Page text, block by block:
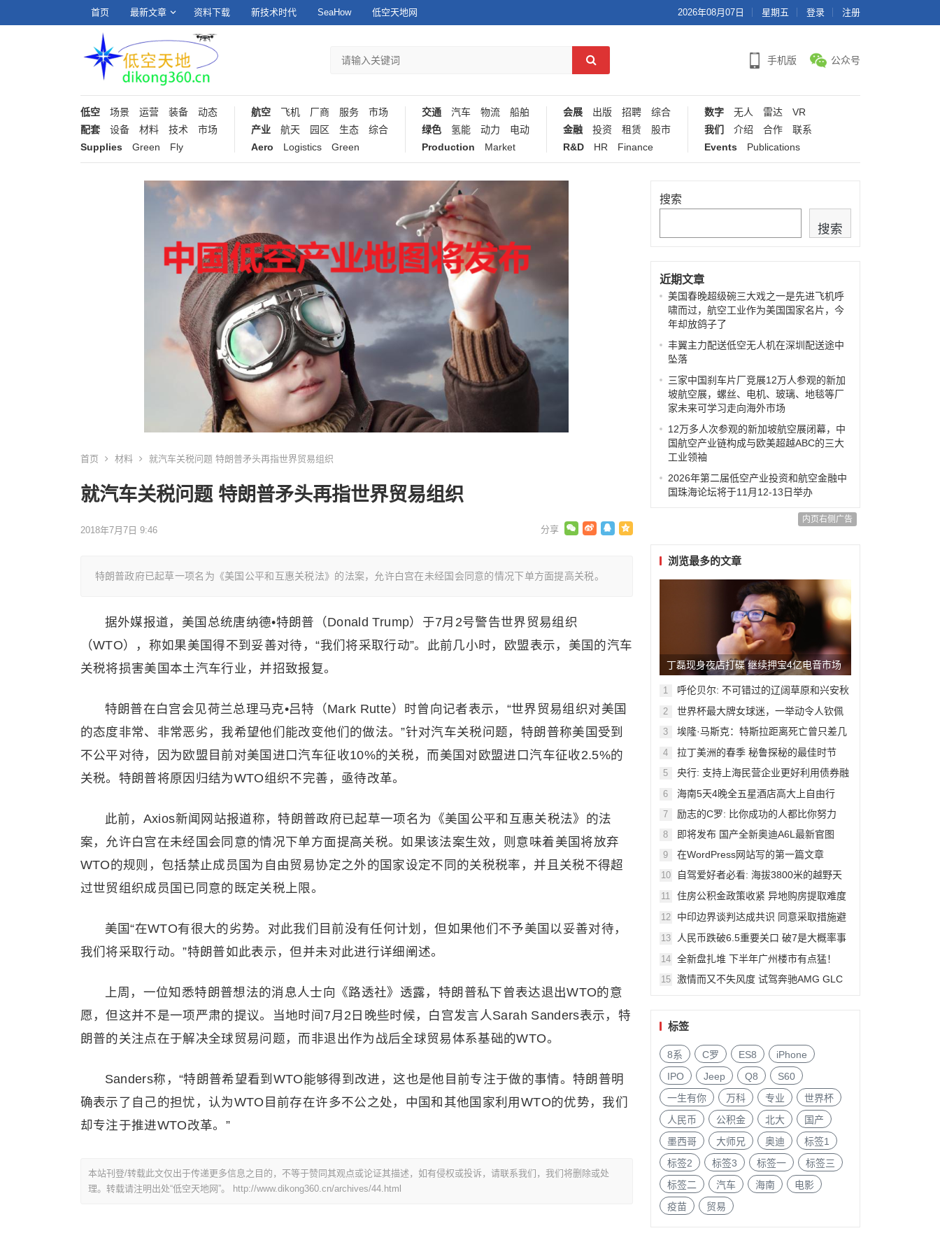
首页 最新文章 资料下载 新技术时代 SeaHow 低空天地网 2026年08月07日 星期五 登录 注册
手机版 公众号
低空 场景 运营 装备
动态
配套
设备 材料 技术
市场
Supplies
Green Fly
航空 飞机 厂商 服务
市场
产业
航天 园区 生态
综合
Aero
Logistics Green
交通 汽车 物流
船舶
绿色
氢能 动力
电动
Production
Market
会展 出版 招聘
综合
金融
投资 租赁
股市
R&D
HR Finance
数字 无人 雷达
VR
我们
介绍 合作
联系
Events
Publications
首页 材料 就汽车关税问题 特朗普矛头再指世界贸易组织
就汽车关税问题 特朗普矛头再指世界贸易组织
2018年7月7日 9:46
特朗普政府已起草一项名为《美国公平和互惠关税法》的法案，允许白宫在未经国会同意的情况下单方面提高关税。
据外媒报道，美国总统唐纳德•特朗普（Donald Trump）于7月2号警告世界贸易组织
（WTO），称如果美国得不到妥善对待，“我们将采取行动”。此前几小时，欧盟表示，美国的汽车
关税将损害美国本土汽车行业，并招致报复。
特朗普在白宫会见荷兰总理马克•吕特（Mark Rutte）时曾向记者表示，“世界贸易组织对美国
的态度非常、非常恶劣，我希望他们能改变他们的做法。”针对汽车关税问题，特朗普称美国受到
不公平对待，因为欧盟目前对美国进口汽车征收10%的关税，而美国对欧盟进口汽车征收2.5%的
关税。特朗普将原因归结为WTO组织不完善，亟待改革。
此前，Axios新闻网站报道称，特朗普政府已起草一项名为《美国公平和互惠关税法》的法
案，允许白宫在未经国会同意的情况下单方面提高关税。如果该法案生效，则意味着美国将放弃
WTO的规则，包括禁止成员国为自由贸易协定之外的国家设定不同的关税税率，并且关税不得超
过世贸组织成员国已同意的既定关税上限。
美国“在WTO有很大的劣势。对此我们目前没有任何计划，但如果他们不予美国以妥善对待，
我们将采取行动。”特朗普如此表示，但并未对此进行详细阐述。
上周，一位知悉特朗普想法的消息人士向《路透社》透露，特朗普私下曾表达退出WTO的意
愿，但这并不是一项严肃的提议。当地时间7月2日晚些时候，白宫发言人Sarah Sanders表示，特
朗普的关注点在于解决全球贸易问题，而非退出作为战后全球贸易体系基础的WTO。
Sanders称，“特朗普希望看到WTO能够得到改进，这也是他目前专注于做的事情。特朗普明
确表示了自己的担忧，认为WTO目前存在许多不公之处，中国和其他国家利用WTO的优势，我们
却专注于推进WTO改革。”
本站刊登/转载此文仅出于传递更多信息之目的，不等于赞同其观点或论证其描述，如有侵权或投诉，请联系我们，我们将删除或处
理。转载请注明出处“低空天地网”。
http://www.dikong360.cn/archives/44.html
搜索
搜索
近期文章
美国春晚超级碗三大戏之一是先进飞机呼
啸而过，航空工业作为美国国家名片，今
年却放鸽子了
丰翼主力配送低空无人机在深圳配送途中
坠落
三家中国刹车片厂竞展12万人参观的新加
坡航空展，螺丝、电机、玻璃、地毯等厂
家未来可学习走向海外市场
12万多人次参观的新加坡航空展闭幕，中
国航空产业链构成与欧美超越ABC的三大
工业领袖
2026年第二届低空产业投资和航空金融中
国珠海论坛将于11月12-13日举办
内页右侧广告
浏览最多的文章
丁磊现身夜店打碟 继续押宝4亿电音市场
1
呼伦贝尔: 不可错过的辽阔草原和兴安秋
2 世界杯最大牌女球迷，一举动令人钦佩
3
埃隆·马斯克：特斯拉距离死亡曾只差几
4 拉丁美洲的春季 秘鲁探秘的最佳时节
5
央行: 支持上海民营企业更好利用债券融
6 海南5天4晚全五星酒店高大上自由行
7 励志的C罗: 比你成功的人都比你努力
8 即将发布 国产全新奥迪A6L最新官图
9 在WordPress网站写的第一篇文章
10
自驾爱好者必看: 海拔3800米的越野天
11
住房公积金政策收紧 异地购房提取难度
12
中印边界谈判达成共识 同意采取措施避
13
人民币跌破6.5重要关口 破7是大概率事
14 全新盘扎堆 下半年广州楼市有点猛！
15
激情而又不失风度 试驾奔驰AMG GLC
标签
8系 C罗 ES8
iPhone
IPO
Jeep Q8
S60
一生有你
万科 专业
世界杯
人民币
公积金 北大
国产
墨西哥
大师兄 奥迪
标签1
标签2
标签3 标签一
标签三
标签二
汽车 海南
电影
疫苗
贸易